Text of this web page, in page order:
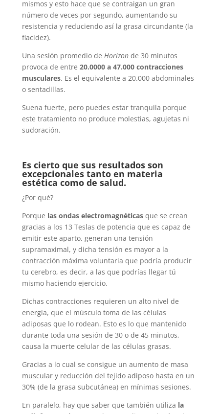
mismos y esto hace que se contraigan un gran
número de veces por segundo, aumentando su
resistencia y reduciendo así la grasa circundante (la
flacidez).
Una sesión promedio de Horizonde 30 minutos
provoca de entre 20.0000 a 47.000 contracciones
musculares. Es el equivalente a 20.000 abdominales
o sentadillas.
Suena fuerte, pero puedes estar tranquila porque
este tratamiento no produce molestias, agujetas ni
sudoración.
Es cierto que sus resultados son
excepcionales tanto en materia
estética como de salud.
¿Por qué?
Porque las ondas electromagnéticasque se crean
gracias a los 13 Teslas de potencia que es capaz de
emitir este aparto, generan una tensión
supramaximal, y dicha tensión es mayor a la
contracción máxima voluntaria que podría producir
tu cerebro, es decir, a las que podrías llegar tú
mismo haciendo ejercicio.
Dichas contracciones requieren un alto nivel de
energía, que el músculo toma de las células
adiposas que lo rodean. Esto es lo que mantenido
durante toda una sesión de 30 o de 45 minutos,
causa la muerte celular de las células grasas.
Gracias a lo cual se consigue un aumento de masa
muscular y reducción del tejido adiposo hasta en un
30% (de la grasa subcutánea) en mínimas sesiones.
En paralelo, hay que saber que también utiliza la